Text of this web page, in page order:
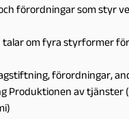
förordningar som styr
talar om fyra styrformer
förordningar,
Produktionen av tjänster